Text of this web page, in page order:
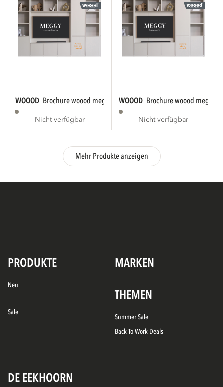
WOOOD brochure woood meggy 2025 en - 50...
Nicht verfügbar
WOOOD brochure woood meggy
Nicht verfügbar
Mehr Produkte anzeigen
PRODUKTE MARKEN
Neu
Sale
THEMEN
Summer Sale
Back To Work Deals
DE EEKHOORN